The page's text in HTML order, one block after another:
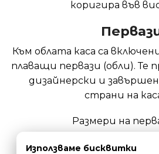
коригира във
Към облата каса са
плаващи первази (обли). Те
дизайнерски и
страни на
Размери на
Дебелина –
Използваме бисквитки